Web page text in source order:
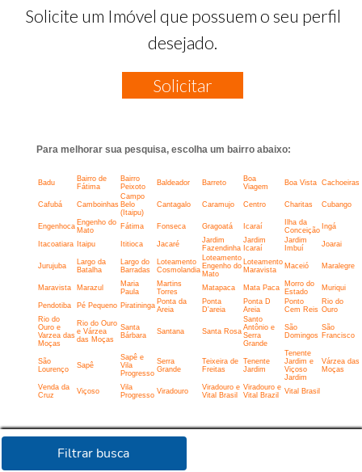
Filtrar busca
Solicite um Imóvel que possuem o seu perfil
desejado.
Solicitar
Para melhorar sua pesquisa, escolha um bairro abaixo:
Badu
Bairro de
Fátima
Bairro
Peixoto
Baldeador Barreto
Boa
Viagem
Boa Vista Cachoeiras
Cafubá Camboinhas
Campo
Belo
(Itaipu)
Cantagalo Caramujo Centro Charitas Cubango
Engenhoca Engenho do
Mato
Fátima Fonseca Gragoatá Icaraí
Ilha da
Conceição Ingá
Itacoatiara Itaipu Ititioca Jacaré
Jardim
Fazendinha
Jardim
Icaraí
Jardim
Imbuí
Joarai
Jurujuba
Largo da
Batalha
Largo do
Barradas
Loteamento
Cosmolandia
Loteamento
Engenho do
Mato
Loteamento
Maravista
Maceió Maralegre
Maravista Marazul
Maria
Paula
Martins
Torres
Matapaca Mata Paca
Morro do
Estado
Muriqui
Pendotiba Pé Pequeno Piratininga Ponta da
Areia
Ponta
D'areia
Ponta D
Areia
Ponto
Cem Reis
Rio do
Ouro
Rio do
Ouro e
Varzea das
Moças
Rio do Ouro
e Várzea
das Moças
Santa
Bárbara
Santana Santa Rosa
Santo
Antônio e
Serra
Grande
São
Domingos
São
Francisco
São
Lourenço
Sapê
Sapê e
Vila
Progresso
Serra
Grande
Teixeira de
Freitas
Tenente
Jardim
Tenente
Jardim e
Viçoso
Jardim
Várzea das
Moças
Venda da
Cruz
Viçoso
Vila
Progresso Viradouro
Viradouro e
Vital Brasil
Viradouro e
Vital Brazil
Vital Brasil